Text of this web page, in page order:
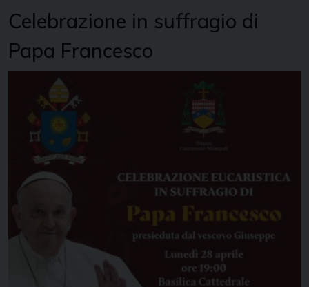
Celebrazione in suffragio di
Papa Francesco